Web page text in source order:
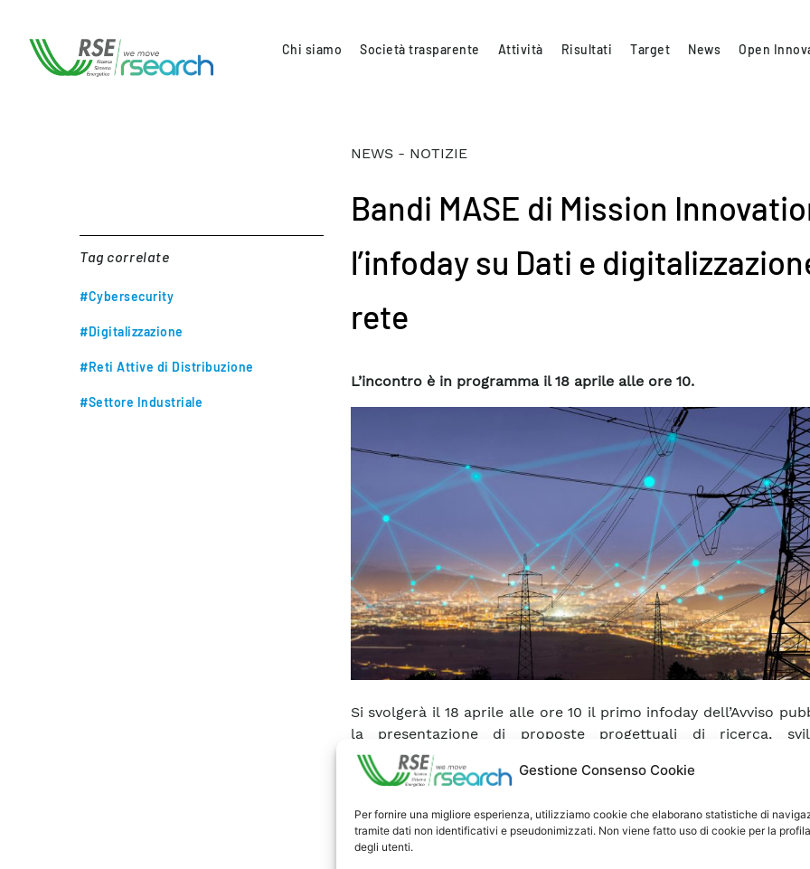
Gestione Consenso Cookie
Per fornire una migliore esperienza, utilizziamo cookie che elaborano statistiche di
tramite dati non identificativi e pseudonimizzati. Non viene fatto uso di cookie per la
degli utenti.
Chi siamo Società trasparente Attività Risultati Target News Open
Tag correlate
#Cybersecurity
#Digitalizzazione
#Reti Attive di Distribuzione
#Settore Industriale
NEWS - NOTIZIE
Bandi MASE di Mission
l’infoday su Dati e
rete
L’incontro è in programma il 18 aprile alle ore 10.
Si svolgerà il 18 aprile alle ore 10 il primo infoday dell’Avviso
la presentazione di proposte progettuali di ricerca,
innovazione riguardanti
delDecreto MASE del 17 novembre 2023.
Nell’occasione saranno approfonditi obiettivi e principi
dell’Avviso Pubblico e del relativo Disciplinare Tecnico dedicato a